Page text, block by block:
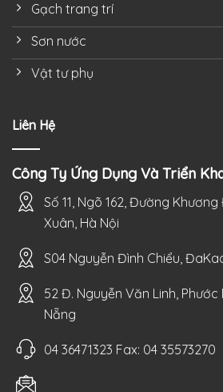
Gạch trang trí
Sơn nước
Vật tư phụ
Liên Hệ
Công Ty Ứng Dụng Và Triển
Số 11, Ngõ 162, Đường
Xuân, Hà Nội
S04 Nguyễn Đình Chiểu,
52 Đ. Nguyễn Văn Linh, Phước
Nẵng
04 36471323 Fax: 04 35573270